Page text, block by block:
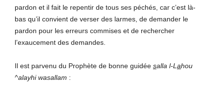
pardon et il fait le repentir de tous ses péchés, car c’est là-
bas qu’il convient de verser des larmes, de demander le
pardon pour les erreurs commises et de rechercher
l’exaucement des demandes.
Il est parvenu du Prophète de bonne guidée salla l-L ahou
^alayhi wasallam :